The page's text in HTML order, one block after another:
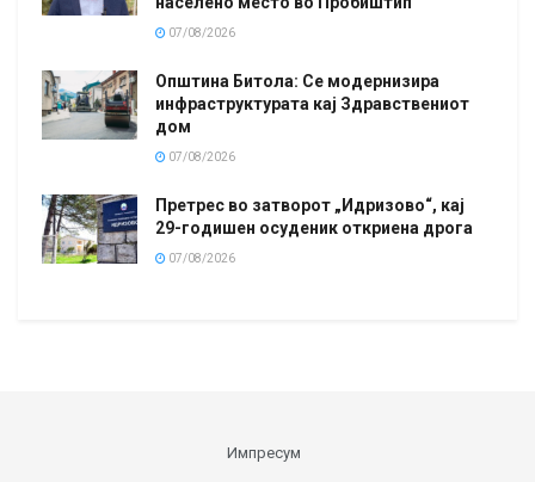
07/08/2026
Општина Битола: Се модернизира
инфраструктурата кај Здравствениот
дом
07/08/2026
Претрес во затворот „Идризово“, кај
29-годишен осуденик откриена дрога
07/08/2026
Импресум